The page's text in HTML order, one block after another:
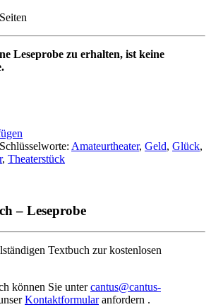
Leseprobe zu erhalten, ist keine
Schlüsselworte: Amateurtheater, Geld, Glück,
, Theaterstück
– Leseprobe
Textbuch zur kostenlosen
können Sie untercantus@cantus-
Kontaktformularanfordern .